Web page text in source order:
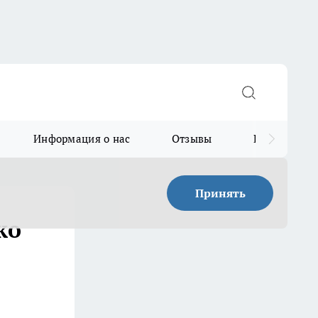
Информация о нас Отзывы Прайс для
Принять